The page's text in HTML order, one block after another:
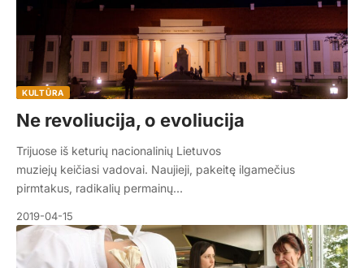
KULTŪRA
Ne revoliucija, o evoliucija
Trijuose iš keturių nacionalinių Lietuvos
muziejų keičiasi vadovai. Naujieji, pakeitę ilgamečius
pirmtakus, radikalių permainų…
2019-04-15